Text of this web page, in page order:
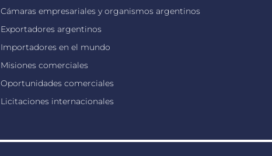
Cámaras empresariales y organismos argentinos
Exportadores argentinos
Importadores en el mundo
Misiones comerciales
Oportunidades comerciales
Licitaciones internacionales